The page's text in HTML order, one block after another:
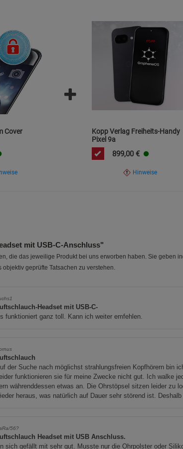
Cover
Kopp Verlag Freiheits-Handy
Pixel 9a
899,00 €
Hinweise
mit USB-C-Anschluss"
die das jeweilige Produkt bei uns erworben haben. Sie geben
geprüfte Tatsachen zu verstehen.
Headset mit USB-C-
funktioniert ganz toll. Kann ich weiter emfehlen.
der Suche nach möglichst strahlungsfreien Kopfhörern bin
funktionieren sie für meine Zwecke nicht gut. Ich walke
währenddessen etwas an. Die Ohrstöpsel sitzen leider zu
heraus, was natürlich auf Dauer sehr störend ist.
56?
Headset mit USB Anschluss.
sich gefällt mit sehr gut. Musste nur die Ohrpolster oder